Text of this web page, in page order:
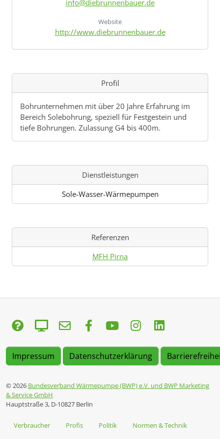
info@diebrunnenbauer.de
Website
http://www.diebrunnenbauer.de
Profil
Bohrunternehmen mit über 20 Jahre Erfahrung im
Bereich Solebohrung, speziell für Festgestein und
tiefe Bohrungen. Zulassung G4 bis 400m.
Dienstleistungen
Sole-Wasser-Wärmepumpen
Referenzen
MFH Pirna
Impressum Datenschutzerklärung
© 2026 Bundesverband Wärmepumpe (BWP) e.V. und BWP Marketing
& Service GmbH
Hauptstraße 3, D-10827 Berlin
Verbraucher Profis Politik
Normen & Technik